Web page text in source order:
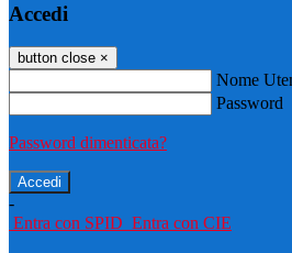
Accedi
button close ×
Nome
Password
Password dimenticata?
-
Entra con SPID Entra con CIE